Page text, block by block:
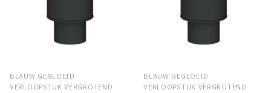
BLAUW GEGLOEID
VERLOOPSTUK VERGROTEND
BLAUW GEGLOEID
VERLOOPSTUK VERGROTEND